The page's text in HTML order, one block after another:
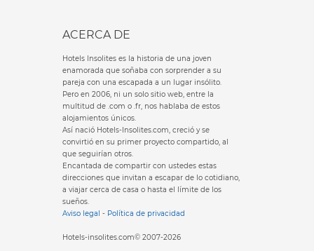
ACERCA DE
Hotels Insolites es la historia de una joven
enamorada que soñaba con sorprender a su
pareja con una escapada a un lugar insólito.
Pero en 2006, ni un solo sitio web, entre la
multitud de .com o .fr, nos hablaba de estos
alojamientos únicos.
Así nació Hotels-Insolites.com, creció y se
convirtió en su primer proyecto compartido, al
que seguirían otros.
Encantada de compartir con ustedes estas
direcciones que invitan a escapar de lo cotidiano,
a viajar cerca de casa o hasta el límite de los
sueños.
Aviso legal - Política de privacidad
Hotels-insolites.com© 2007-2026